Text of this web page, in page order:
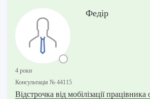
Федір
4 роки
Консультацiя № 44115
Відстрочка від мобілізації працівника